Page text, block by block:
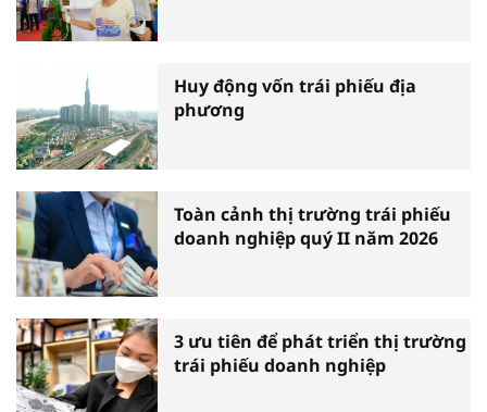
Huy động vốn trái phiếu địa
phương
Toàn cảnh thị trường trái phiếu
doanh nghiệp quý II năm 2026
3 ưu tiên để phát triển thị trường
trái phiếu doanh nghiệp